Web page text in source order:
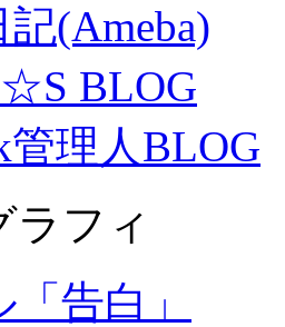
(Ameba)
BLOG
管理人BLOG
ラフィ
告白」